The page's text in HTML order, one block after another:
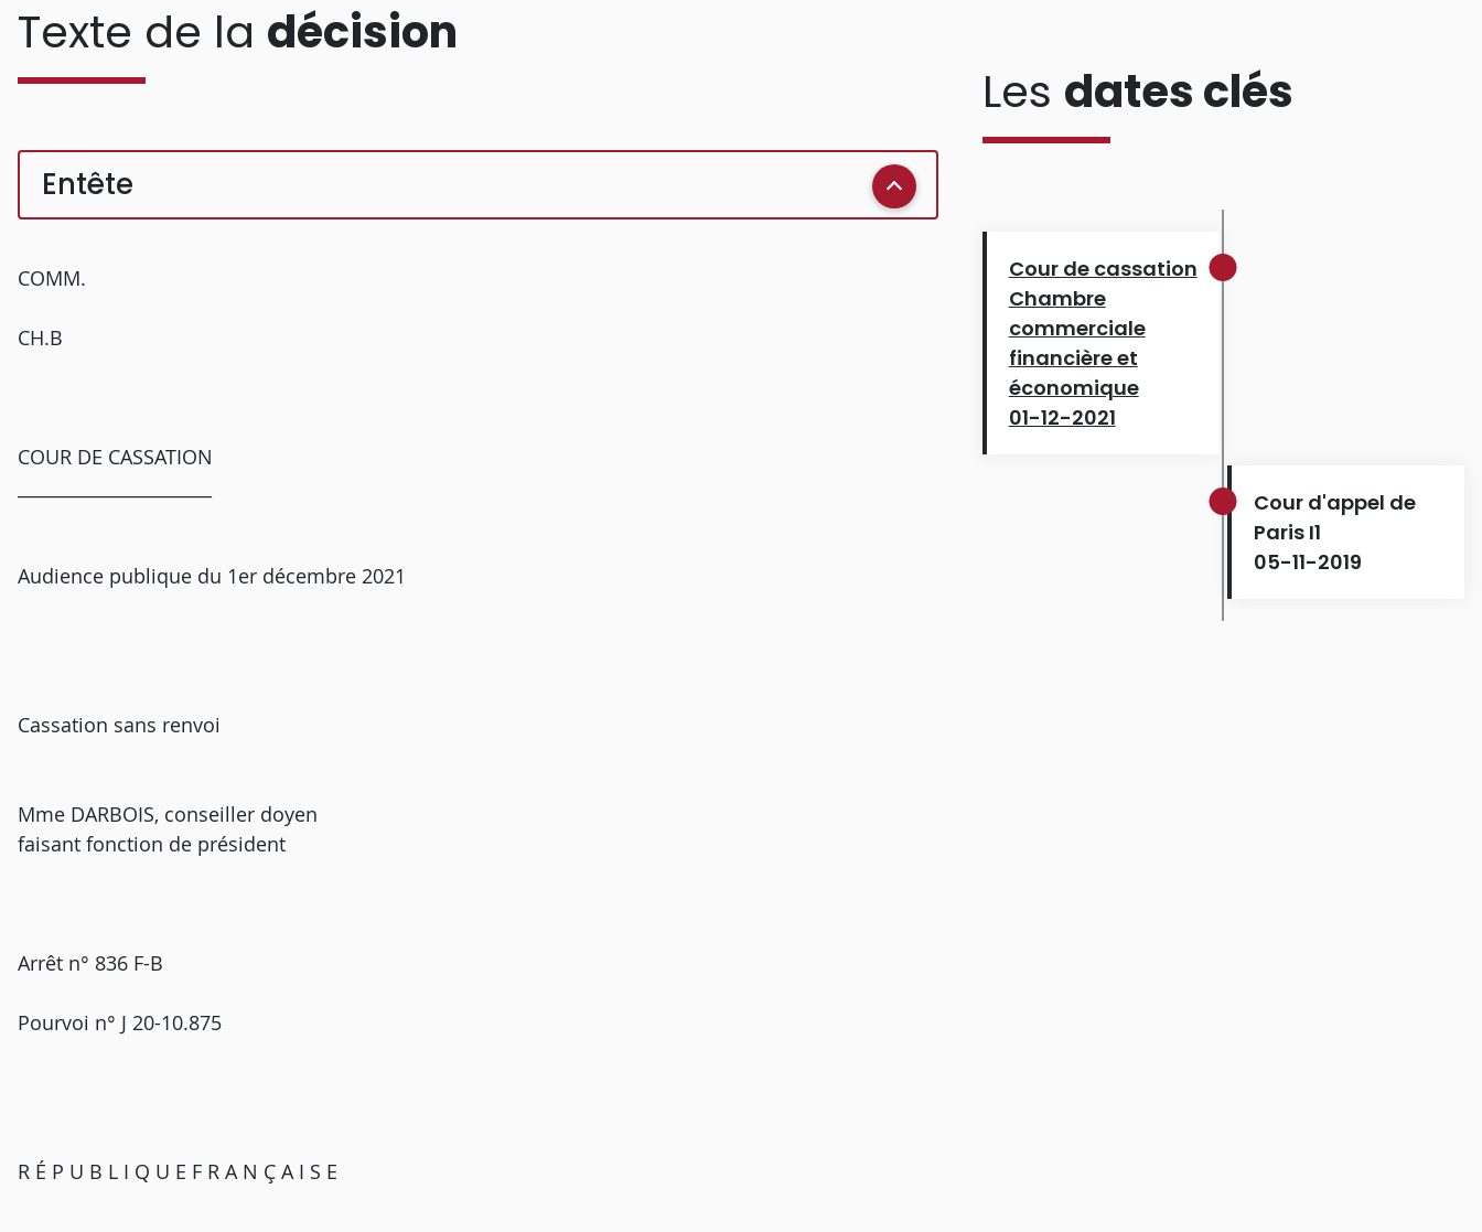
Texte de la décision
Entête
COMM.
CH.B
COUR DE CASSATION
Audience publique du 1er décembre 2021
Cassation sans renvoi
Mme DARBOIS, conseiller doyen
faisant fonction de président
Arrêt n° 836 F-B
Pourvoi n° J 20-10.875
R É P U B L I Q U E F R A N Ç A I S E
Les dates clés
Cour de cassation
Chambre
commerciale
financière et
économique
01-12-2021
Cour d'appel de
Paris I1
05-11-2019